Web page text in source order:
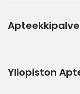
Yliopiston